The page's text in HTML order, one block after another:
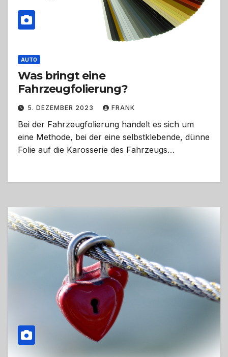
AUTO
Was bringt eine
Fahrzeugfolierung?
5. DEZEMBER 2023 FRANK
Bei der Fahrzeugfolierung handelt es sich um
eine Methode, bei der eine selbstklebende, dünne
Folie auf die Karosserie des Fahrzeugs…